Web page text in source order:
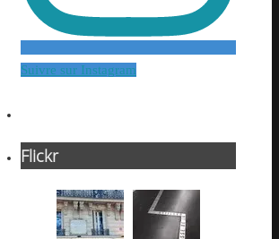
Suivre sur Instagram
Flickr